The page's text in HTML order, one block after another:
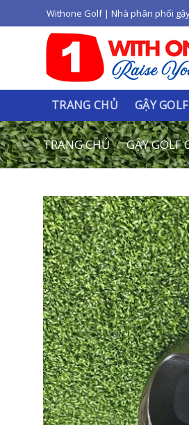
to
Withone Golf | Nhà phân phối
TRANG CHỦ GẬY
TRANG CHỦ / GẬY GOLF